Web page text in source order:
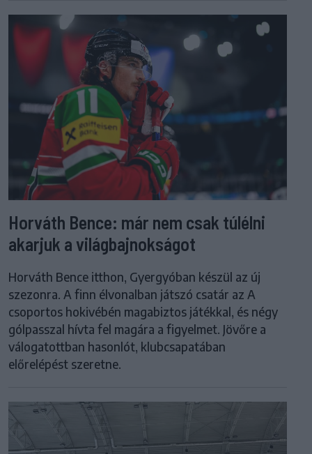
Horváth Bence: már nem csak túlélni
akarjuk a világbajnokságot
Horváth Bence itthon, Gyergyóban készül az új
szezonra. A finn élvonalban játszó csatár az A
csoportos hokivébén magabiztos játékkal, és négy
gólpasszal hívta fel magára a figyelmet. Jövőre a
válogatottban hasonlót, klubcsapatában
előrelépést szeretne.